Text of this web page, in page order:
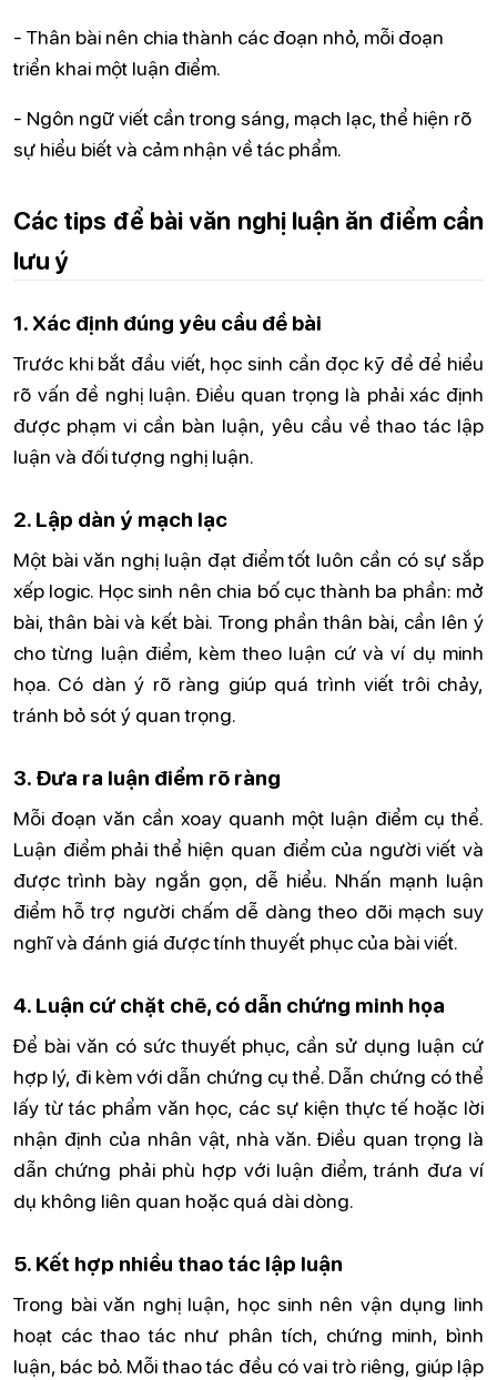
- Thân bài nên chia thành các đoạn nhỏ, mỗi đoạn
triển khai một luận điểm.
- Ngôn ngữ viết cần trong sáng, mạch lạc, thể hiện rõ
sự hiểu biết và cảm nhận về tác phẩm.
Các tips để bài văn nghị luận ăn điểm cần
lưu ý
1. Xác định đúng yêu cầu đề bài
Trước khi bắt đầu viết, học sinh cần đọc kỹ đề để hiểu
rõ vấn đề nghị luận. Điều quan trọng là phải xác định
được phạm vi cần bàn luận, yêu cầu về thao tác lập
luận và đối tượng nghị luận.
2. Lập dàn ý mạch lạc
Một bài văn nghị luận đạt điểm tốt luôn cần có sự sắp
xếp logic. Học sinh nên chia bố cục thành ba phần: mở
bài, thân bài và kết bài. Trong phần thân bài, cần lên ý
cho từng luận điểm, kèm theo luận cứ và ví dụ minh
họa. Có dàn ý rõ ràng giúp quá trình viết trôi chảy,
tránh bỏ sót ý quan trọng.
3. Đưa ra luận điểm rõ ràng
Mỗi đoạn văn cần xoay quanh một luận điểm cụ thể.
Luận điểm phải thể hiện quan điểm của người viết và
được trình bày ngắn gọn, dễ hiểu. Nhấn mạnh luận
điểm hỗ trợ người chấm dễ dàng theo dõi mạch suy
nghĩ và đánh giá được tính thuyết phục của bài viết.
4. Luận cứ chặt chẽ, có dẫn chứng minh họa
Để bài văn có sức thuyết phục, cần sử dụng luận cứ
hợp lý, đi kèm với dẫn chứng cụ thể. Dẫn chứng có thể
lấy từ tác phẩm văn học, các sự kiện thực tế hoặc lời
nhận định của nhân vật, nhà văn. Điều quan trọng là
dẫn chứng phải phù hợp với luận điểm, tránh đưa ví
dụ không liên quan hoặc quá dài dòng.
5. Kết hợp nhiều thao tác lập luận
Trong bài văn nghị luận, học sinh nên vận dụng linh
hoạt các thao tác như phân tích, chứng minh, bình
luận, bác bỏ. Mỗi thao tác đều có vai trò riêng, giúp lập